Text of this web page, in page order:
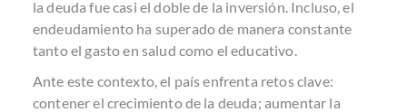
la deuda fue casi el doble de la inversión. Incluso, el
endeudamiento ha superado de manera constante
tanto el gasto en salud como el educativo.
Ante este contexto, el país enfrenta retos clave:
contener el crecimiento de la deuda; aumentar la